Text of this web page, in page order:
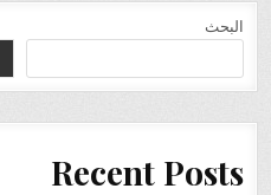
البحث
Recent Posts